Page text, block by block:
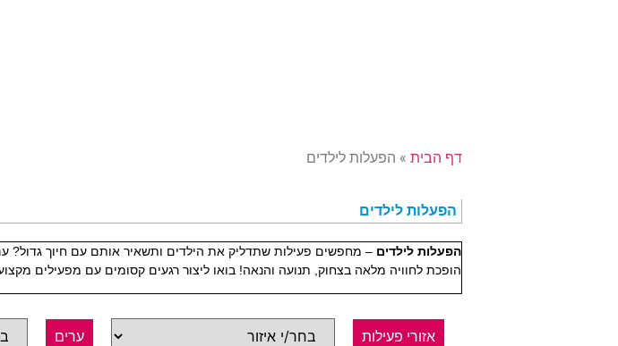
דף הבית » הפעלות לילדים
הפעלות לילדים
הפעלות לילדים – מחפשים פעילות שתדליק את הילדים ותשאיר אותם עם חיוך גדול?
הופכת לחוויה מלאה בצחוק, תנועה והנאה! בואו ליצור רגעים קסומים עם מפעילים
אזורי פעילות ערים